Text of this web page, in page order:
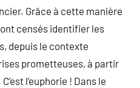
Grâce à cette manière
censés identifier les
depuis le contexte
prometteuses, à partir
l’euphorie ! Dans le